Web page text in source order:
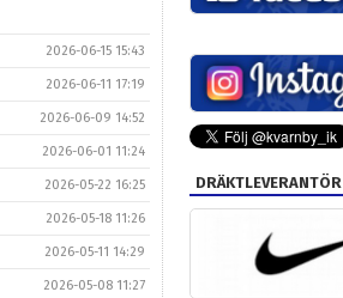
2026-06-15 15:43
2026-06-11 17:19
2026-06-09 14:52
2026-06-01 11:24
2026-05-22 16:25
2026-05-18 11:26
2026-05-11 14:29
2026-05-08 11:27
DRÄKTLEVERANTÖR